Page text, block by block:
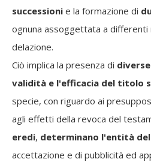
successioni e la formazione di
ognuna assoggettata a differenti
delazione.
Ciò implica la presenza di
validità e l'efficacia del titolo
specie, con riguardo ai
agli effetti della revoca del
eredi, determinano l'entità
accettazione e di pubblicità ed